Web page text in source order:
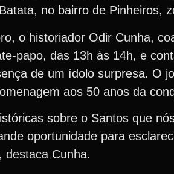
no bairro de Pinheiros,
o historiador Odir Cunha,
papo, das 13h às 14h, e
de um ídolo surpresa. O
aos 50 anos da
sobre o Santos que
oportunidade para
destaca Cunha.